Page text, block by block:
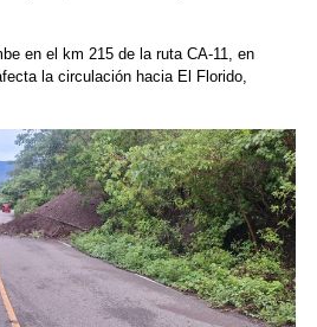
en el km 215 de la ruta CA-11, en
la circulación hacia El Florido,